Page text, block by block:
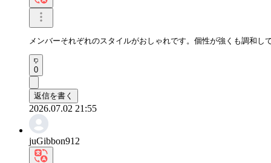
メンバーそれぞれのスタイルがおしゃれです。個性が強くも調和し
0
返信を書く
2026.07.02 21:55
juGibbon912